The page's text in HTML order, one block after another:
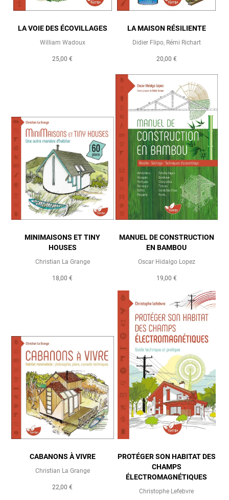
LA VOIE DES ÉCOVILLAGES
William Wadoux
25,00 €
LA MAISON RÉSILIENTE
Didier Flipo, Rémi Richart
20,00 €
MINIMAISONS ET TINY
HOUSES
Christian La Grange
18,00 €
MANUEL DE CONSTRUCTION
EN BAMBOU
Oscar Hidalgo Lopez
19,00 €
CABANONS À VIVRE
Christian La Grange
22,00 €
PROTÉGER SON HABITAT DES
CHAMPS
ÉLECTROMAGNÉTIQUES
Christophe Lefebvre